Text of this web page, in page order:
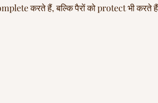
करते हैं, बल्कि पैरों को protect भी करते हैं –